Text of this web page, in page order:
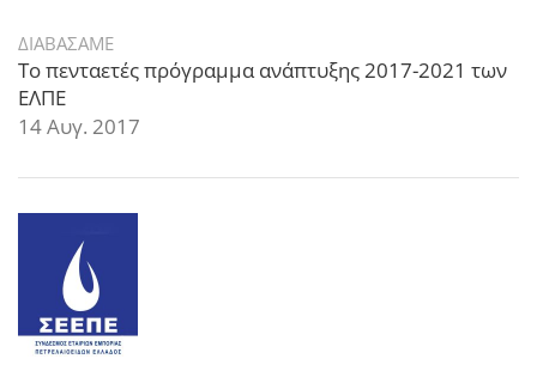
ΔΙΑΒΑΣΑΜΕ
Το πενταετές πρόγραμμα ανάπτυξης 2017-2021 των
ΕΛΠΕ
14 Αυγ. 2017